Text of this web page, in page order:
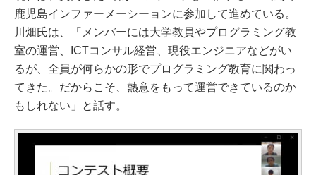
鹿児島インファーメーシーョンに参加して進めている。
川畑氏は、「メンバーには大学教員やプログラミング教
室の運営、ICTコンサル経営、現役エンジニアなどがい
るが、全員が何らかの形でプログラミング教育に関わっ
てきた。だからこそ、熱意をもって運営できているのか
もしれない」と話す。